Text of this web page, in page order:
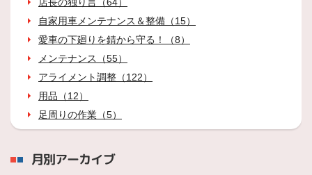
自家用車メンテナンス＆整備（15）
愛車の下廻りを錆から守る！（8）
メンテナンス（55）
アライメント調整（122）
用品（12）
足周りの作業（5）
月別アーカイブ